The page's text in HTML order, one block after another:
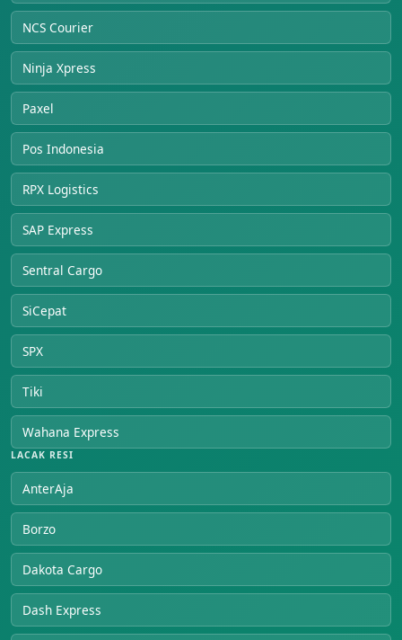
NCS Courier
Ninja Xpress
Paxel
Pos Indonesia
RPX Logistics
SAP Express
Sentral Cargo
SiCepat
SPX
Tiki
Wahana Express
LACAK RESI
AnterAja
Borzo
Dakota Cargo
Dash Express